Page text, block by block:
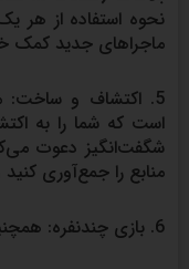
نحوه استفاده از هر
ماجراهای جدید کمک
5. اکتشاف و ساخت:
است که شما را به
شگفت‌انگیز دعوت
منابع را جمع‌آوری
6. بازی چندنفره: همچنین، می‌توانید بازی را به صورت